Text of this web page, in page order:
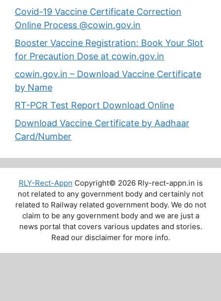
Covid-19 Vaccine Certificate Correction
Online Process @cowin.gov.in
Booster Vaccine Registration: Book Your Slot
for Precaution Dose at cowin.gov.in
cowin.gov.in – Download Vaccine Certificate
by Name
RT-PCR Test Report Download Online
Download Vaccine Certificate by Aadhaar
Card/Number
RLY-Rect-Appn Copyright© 2026 Rly-rect-appn.in is
not related to any government body and certainly not
related to Railway related government body. We do not
claim to be any government body and we are just a
news portal that covers various updates and stories.
Read our disclaimer for more info.